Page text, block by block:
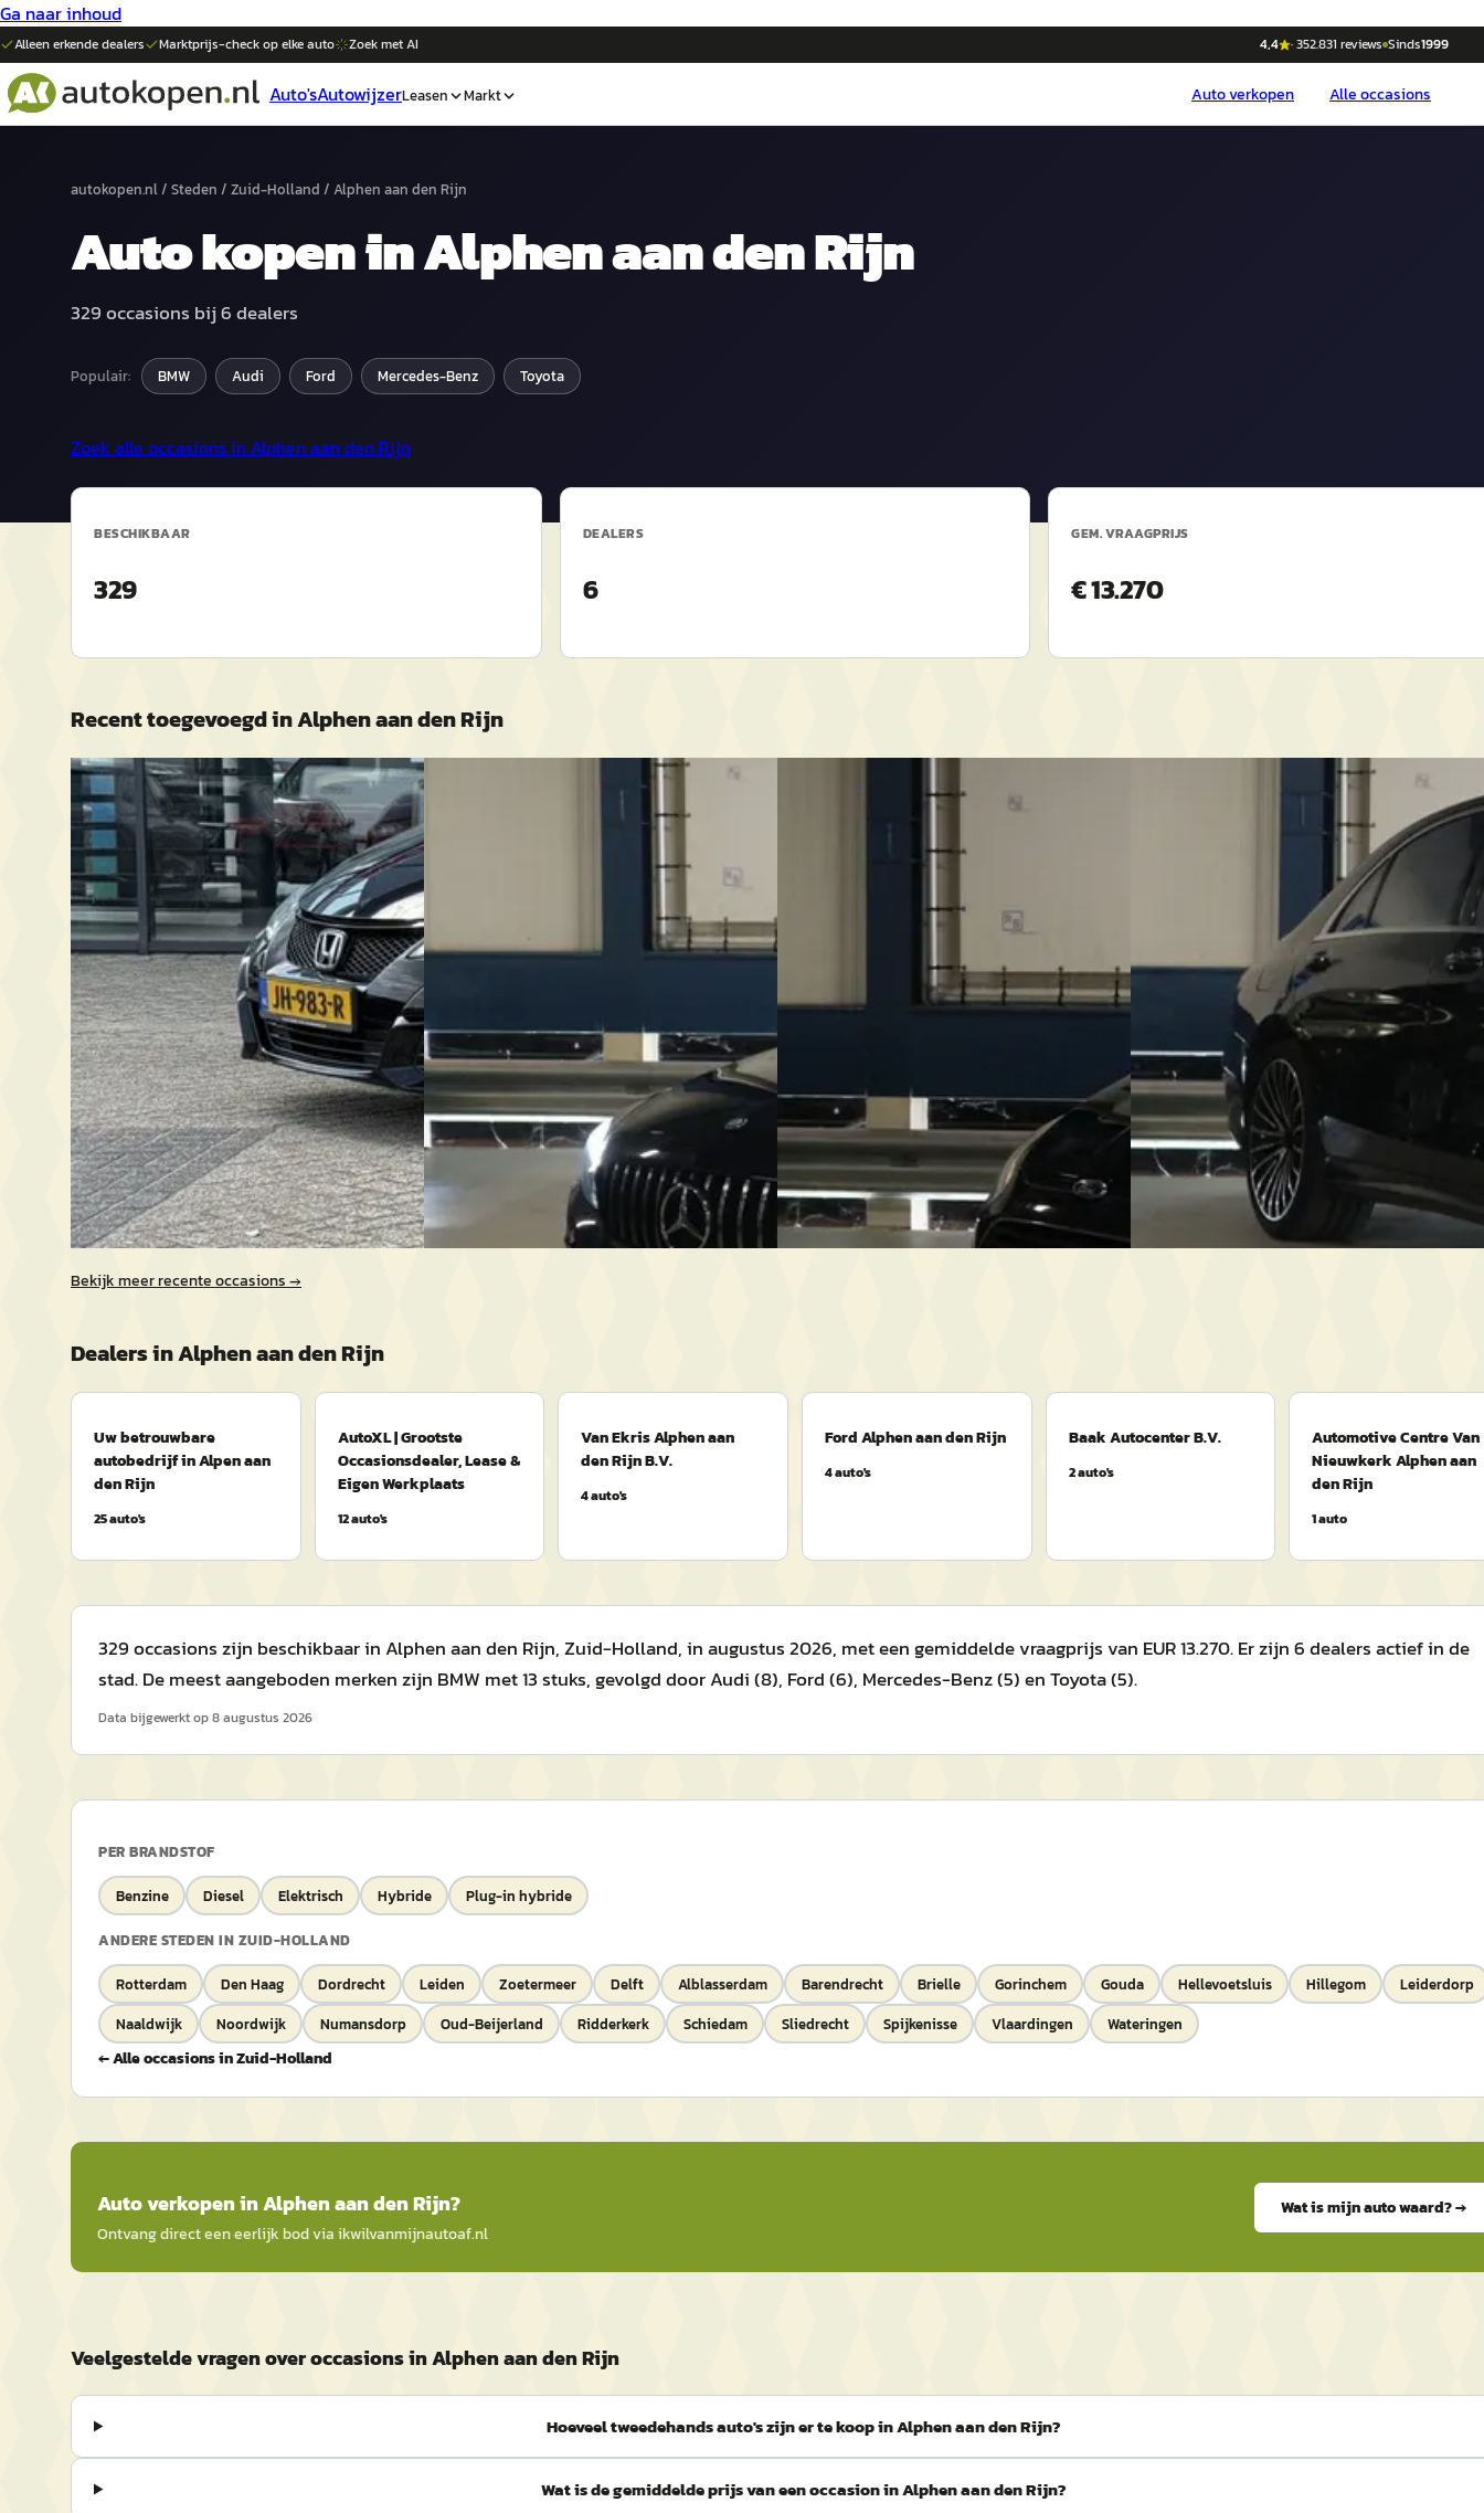
Ga naar inhoud
Alleen erkende dealers Marktprijs-check op elkeauto Zoek met AI 4,4 ·352.831 reviews Sinds1999
Auto'sAutowijzerLeasen Markt Autoverkopen Alle occasions
autokopen.nl/ Steden / Zuid-Holland / Alphen aan den Rijn
Autokopen inAlphen aan den Rijn
329occasions bij6dealers
Populair: BMW Audi Ford Mercedes-Benz Toyota
Zoek alle occasions inAlphen aan den Rijn
BESCHIKBAAR
329
DEALERS
6
GEM. VRAAGPRIJS
€ 13.270
Recent toegevoegd inAlphen aan den Rijn
B
Honda Civic·2016
1.8i Automaat Elegance
€ 13.900
v.a. € 295/mnd
Scherp geprijsd
2016 · 161.512 km · Benzine · Automaat
Automotive Centre Van Nieuwkerk Alphen
aan den Rijn· Alphen aan den Rijn 4,4(162)
Bekijk aanbieding →
Vergelijk
Mercedes-Benz C-Klasse
STOELVERWARMING / LEUKE AUTO ! ! !
v.a. € 249/mnd
2016 · 215.680 km · Plug-in hybride ·
Automaat
Uw betrouwbare autobedrijf in Alpen aan
den Rijn· Alphen aan den Rijn
Bekijk aanbieding →
Vergelijk
2016
1.0 EcoBoost Style / APK 6 2027 / LEUKE
Scherp geprijsd
Uw betrouwbare autobedrijf in Alpen aan
den Rijn· Alphen aan den Rijn 4,7(253
Bekijk aanbieding →
Vergelijk
Mercedes-Benz S-Klasse
500 Lang Prestige Plus / ORIGINEEL NED +
v.a. € 530/mnd
Scherp geprijsd
2015 · 223.181 km · Benzine · Automaat
Uw betrouwbare autobedrijf in Alpen aan
den Rijn· Alphen aan den Rijn
Bekijk aanbieding →
Bekijk meer recente occasions →
Dealers inAlphen aan den Rijn
Uw betrouwbare
autobedrijf in Alpen aan
den Rijn
25auto's
AutoXL | Grootste
Occasionsdealer, Lease &
Eigen Werkplaats
12auto's
Van Ekris Alphen aan
den Rijn B.V.
4auto's
Ford Alphen aan den Rijn
4auto's
Baak Autocenter B.V.
2auto's
Automotive Centre Van
Nieuwkerk Alphen aan
den Rijn
1auto
329 occasions zijn beschikbaar in Alphen aan den Rijn, Zuid-Holland, in augustus 2026, met een gemiddelde vraagprijs van EUR 13.270. Er zijn 6 dealers actief in de
stad. De meest aangeboden merken zijn BMW met 13 stuks, gevolgd door Audi (8), Ford (6), Mercedes-Benz (5) en Toyota (5).
Data bijgewerkt op8 augustus 2026
PER BRANDSTOF
Benzine Diesel Elektrisch Hybride Plug-in hybride
ANDERE STEDEN IN ZUID-HOLLAND
Rotterdam Den Haag Dordrecht Leiden Zoetermeer Delft Alblasserdam Barendrecht Brielle Gorinchem Gouda Hellevoetsluis Hillegom
Leiderdorp
Naaldwijk
Noordwijk Numansdorp Oud-Beijerland Ridderkerk Schiedam Sliedrecht Spijkenisse Vlaardingen Wateringen
← Alle occasions inZuid-Holland
Autoverkopen inAlphen aan den Rijn?
Ontvang direct een eerlijk bod viaikwilvanmijnautoaf.nl
Wat is mijn auto waard? →
Veelgestelde vragen over occasions in Alphen aan den Rijn
Hoeveel tweedehands auto's zijn er te koop in Alphen aan den Rijn?
Wat is de gemiddelde prijs van een occasion in Alphen aan den Rijn?